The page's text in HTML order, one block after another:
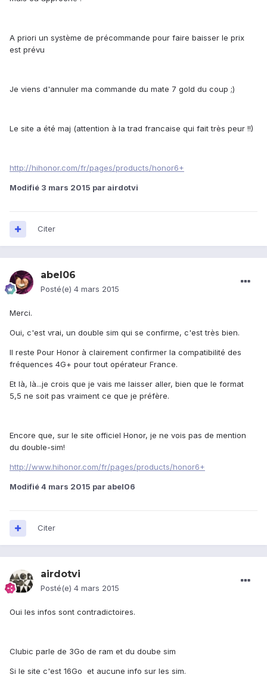
A priori un système de précommande pour faire baisser le prix
est prévu
Je viens d'annuler ma commande du mate 7 gold du coup ;)
Le site a été maj (attention à la trad francaise qui fait très peur !!)
http://hihonor.com/fr/pages/products/honor6+
Modifié 3 mars 2015 par airdotvi
Citer
abel06
Posté(e) 4 mars 2015
Merci.
Oui, c'est vrai, un double sim qui se confirme, c'est très bien.
Il reste Pour Honor à clairement confirmer la compatibilité des
fréquences 4G+ pour tout opérateur France.
Et là, là...je crois que je vais me laisser aller, bien que le format
5,5 ne soit pas vraiment ce que je préfère.
Encore que, sur le site officiel Honor, je ne vois pas de mention
du double-sim!
http://www.hihonor.com/fr/pages/products/honor6+
Modifié4 mars 2015 par abel06
Citer
airdotvi
Posté(e) 4 mars 2015
Oui les infos sont contradictoires.
Clubic parle de 3Go de ram et du doube sim
Si le site c'est 16Go et aucune info sur les sim.